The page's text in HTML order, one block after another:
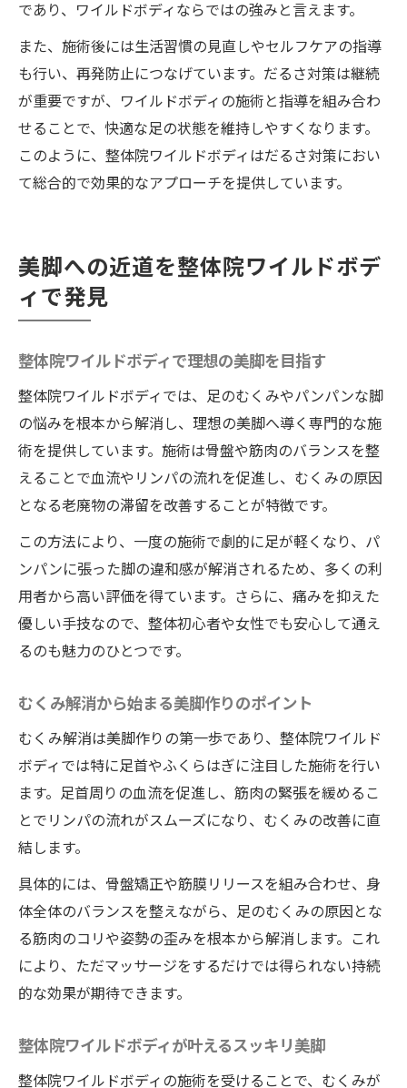
であり、ワイルドボディならではの強みと言えます。
また、施術後には生活習慣の見直しやセルフケアの指導
も行い、再発防止につなげています。だるさ対策は継続
が重要ですが、ワイルドボディの施術と指導を組み合わ
せることで、快適な足の状態を維持しやすくなります。
このように、整体院ワイルドボディはだるさ対策におい
て総合的で効果的なアプローチを提供しています。
美脚への近道を整体院ワイルドボデ
ィで発見
整体院ワイルドボディで理想の美脚を目指す
整体院ワイルドボディでは、足のむくみやパンパンな脚
の悩みを根本から解消し、理想の美脚へ導く専門的な施
術を提供しています。施術は骨盤や筋肉のバランスを整
えることで血流やリンパの流れを促進し、むくみの原因
となる老廃物の滞留を改善することが特徴です。
この方法により、一度の施術で劇的に足が軽くなり、パ
ンパンに張った脚の違和感が解消されるため、多くの利
用者から高い評価を得ています。さらに、痛みを抑えた
優しい手技なので、整体初心者や女性でも安心して通え
るのも魅力のひとつです。
むくみ解消から始まる美脚作りのポイント
むくみ解消は美脚作りの第一歩であり、整体院ワイルド
ボディでは特に足首やふくらはぎに注目した施術を行い
ます。足首周りの血流を促進し、筋肉の緊張を緩めるこ
とでリンパの流れがスムーズになり、むくみの改善に直
結します。
具体的には、骨盤矯正や筋膜リリースを組み合わせ、身
体全体のバランスを整えながら、足のむくみの原因とな
る筋肉のコリや姿勢の歪みを根本から解消します。これ
により、ただマッサージをするだけでは得られない持続
的な効果が期待できます。
整体院ワイルドボディが叶えるスッキリ美脚
整体院ワイルドボディの施術を受けることで、むくみが